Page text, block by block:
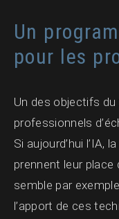
Un
pour les
Un des objectifs
professionnels
Si aujourd’hui l’IA,
prennent leur
semble par
l’apport de ces